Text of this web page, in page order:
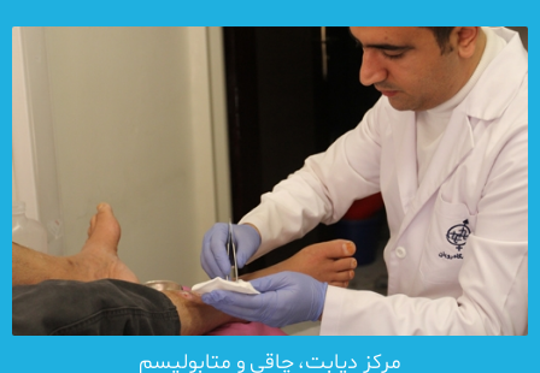
مرکز دیابت، چاقی و متابولیسم